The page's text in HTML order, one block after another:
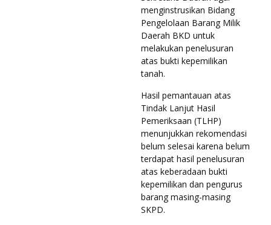
menginstrusikan Bidang
Pengelolaan Barang Milik
Daerah BKD untuk
melakukan penelusuran
atas bukti kepemilikan
tanah.
Hasil pemantauan atas
Tindak Lanjut Hasil
Pemeriksaan (TLHP)
menunjukkan rekomendasi
belum selesai karena belum
terdapat hasil penelusuran
atas keberadaan bukti
kepemilikan dan pengurus
barang masing-masing
SKPD.